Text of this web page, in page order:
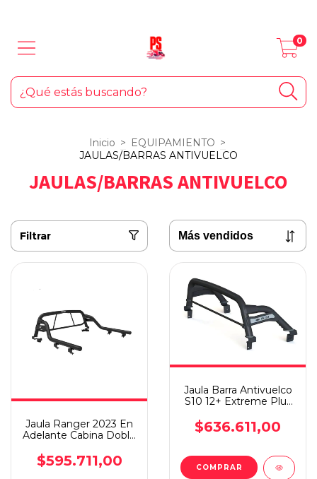
0
Inicio > EQUIPAMIENTO >
JAULAS/BARRAS ANTIVUELCO
JAULAS/BARRAS ANTIVUELCO
Filtrar
Jaula Ranger 2023 En
Adelante Cabina Doble
$595.711,00
Jaula Barra Antivuelco
S10 12+ Extreme Plus
$636.611,00